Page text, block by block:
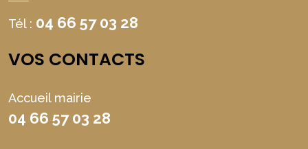
Tél : 04 66 57 03 28
VOS CONTACTS
Accueil mairie
04 66 57 03 28